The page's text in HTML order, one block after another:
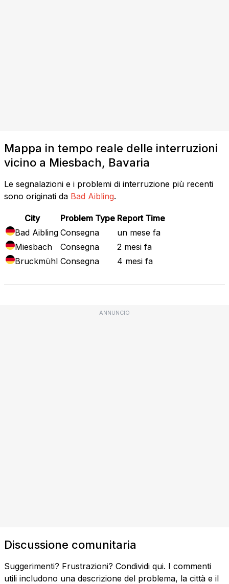
Mappa in tempo reale delle interruzioni
vicino a Miesbach, Bavaria
Le segnalazioni e i problemi di interruzione più recenti
sono originati da Bad Aibling.
City Problem Type Report Time
Bad Aibling Consegna
un mese fa
Miesbach
Consegna
2 mesi fa
Bruckmühl Consegna 4 mesi fa
ANNUNCIO
Discussione comunitaria
Suggerimenti? Frustrazioni? Condividi qui. I commenti
utili includono una descrizione del problema, la città e il